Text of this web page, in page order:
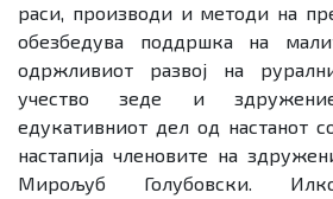
раси, производи и методи на
обезбедува поддршка на
одржливиот развој на
учество зеде и
едукативниот дел од настанот
настапија членовите на
Мирољуб Голубовски.